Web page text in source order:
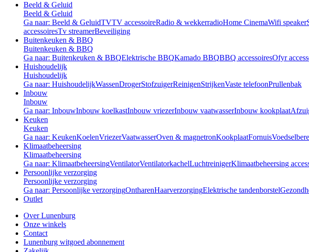
Beeld & Geluid
Beeld & Geluid
Ga naar: Beeld & GeluidTVTV accessoireRadio & wekkerradioHome CinemaWifi speaker
accessoiresTv streamerBeveiliging
Buitenkeuken & BBQ
Buitenkeuken & BBQ
Ga naar: Buitenkeuken & BBQElektrische BBQKamado BBQBBQ accessoiresOfyr
Huishoudelijk
Huishoudelijk
Ga naar: HuishoudelijkWassenDrogerStofzuigerReinigenStrijkenVaste telefoonPrullenbak
Inbouw
Inbouw
Ga naar: InbouwInbouw koelkastInbouw vriezerInbouw vaatwasserInbouw kookplaat
Keuken
Keuken
Ga naar: KeukenKoelenVriezerVaatwasserOven & magnetronKookplaatFornuis
Klimaatbeheersing
Klimaatbeheersing
Ga naar: KlimaatbeheersingVentilatorVentilatorkachelLuchtreinigerKlimaatbeheersing
Persoonlijke verzorging
Persoonlijke verzorging
Ga naar: Persoonlijke verzorgingOntharenHaarverzorgingElektrische tandenborstel
Outlet
Over Lunenburg
Onze winkels
Contact
Lunenburg witgoed abonnement